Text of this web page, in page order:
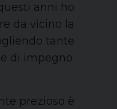
anni ho
da vicino la
tante
di impegno
prezioso è